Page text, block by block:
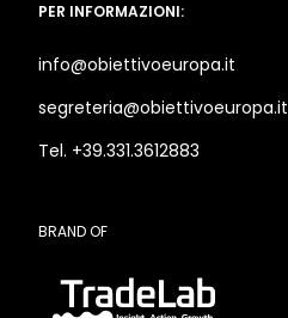
PER INFORMAZIONI:
info@obiettivoeuropa.it
segreteria@obiettivoeuropa.it
Tel. +39.331.3612883
BRAND OF